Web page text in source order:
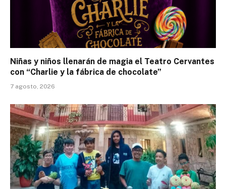
Niñas y niños llenarán de magia el Teatro Cervantes
con “Charlie y la fábrica de chocolate”
7 agosto, 2026